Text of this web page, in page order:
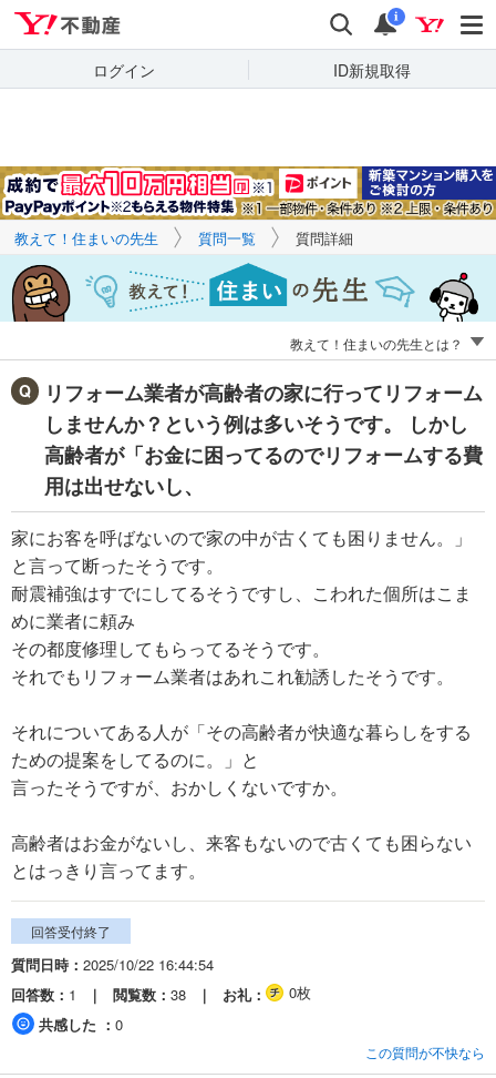
検索 通知
i
ログイン ID新規取得
キーワードで
質問を探す
教えて！住まいの先生 質問一覧 質問詳細
教えて！住まいの先生とは？
リフォーム業者が高齢者の家に行ってリフォーム
しませんか？という例は多いそうです。 しかし
高齢者が「お金に困ってるのでリフォームする費
用は出せないし、
家にお客を呼ばないので家の中が古くても困りません。」
と言って断ったそうです。
耐震補強はすでにしてるそうですし、こわれた個所はこま
めに業者に頼み
その都度修理してもらってるそうです。
それでもリフォーム業者はあれこれ勧誘したそうです。
それについてある人が「その高齢者が快適な暮らしをする
ための提案をしてるのに。」と
言ったそうですが、おかしくないですか。
高齢者はお金がないし、来客もないので古くても困らない
とはっきり言ってます。
回答受付終了
質問日時
2025/10/22 16:44:54
回答数
1 閲覧数 38 お礼
0枚
共感した
0
この質問が不快なら